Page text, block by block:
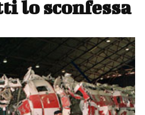
lo sconfessa